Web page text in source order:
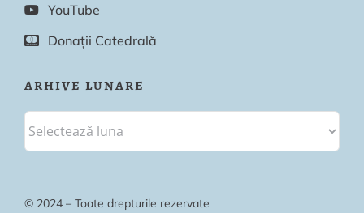
YouTube
Donații Catedrală
ARHIVE LUNARE
© 2024 – Toate drepturile rezervate